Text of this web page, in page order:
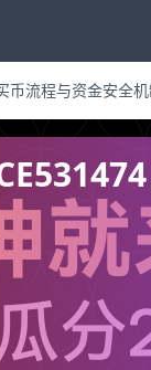
币流程与资金安全